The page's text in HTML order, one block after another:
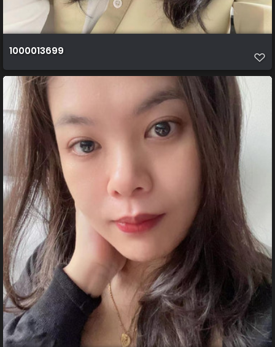
1000013699